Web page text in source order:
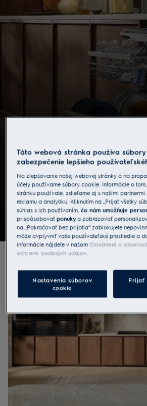
NOVÝ rad umývačiek riadu
Elegantné a kvalitné vyhotovenie, ktoré
ako otvoríte dvierka – a pri každom
Preskúmať rady
Táto webová stránka používa
zabezpečenie lepšieho
Na zlepšovanie našej webovej stránky a na
účely používame súbory cookie. Informácie o
stránku používate, zdieľame aj s našimi partnermi
reklamu a analytiku. Kliknutím na „Prijať všetky
súhlas s ich používaním,čo nám umožňuje
prispôsobovaťponuky a zobrazovať
na „Pokračovať bez prijatia“ zablokujete
môže ovplyvniť vaše používateľské prostredie a
informácie nájdete v našomOznámení o
ochrane osobných údajov.
Nastavenia súborov
cookie
Prijať